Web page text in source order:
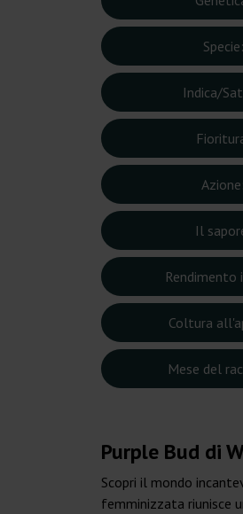
Specie:
Indica/
Azione:
Il
Rendimento
Coltura
Mese del
Purple Bud di
Scopri il mondo
femminizzata riunisce